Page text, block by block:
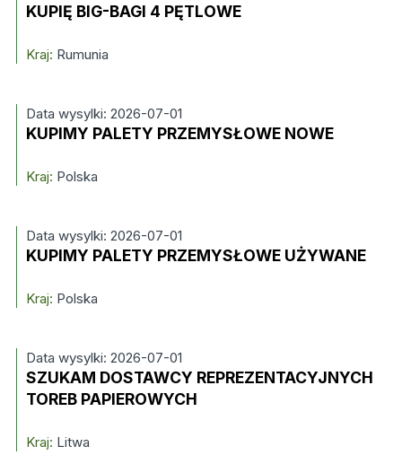
KUPIĘ BIG-BAGI 4 PĘTLOWE
Kraj: Rumunia
Data wysylki: 2026-07-01
KUPIMY PALETY PRZEMYSŁOWE NOWE
Kraj: Polska
Data wysylki: 2026-07-01
KUPIMY PALETY PRZEMYSŁOWE UŻYWANE
Kraj: Polska
Data wysylki: 2026-07-01
SZUKAM DOSTAWCY REPREZENTACYJNYCH
TOREB PAPIEROWYCH
Kraj: Litwa